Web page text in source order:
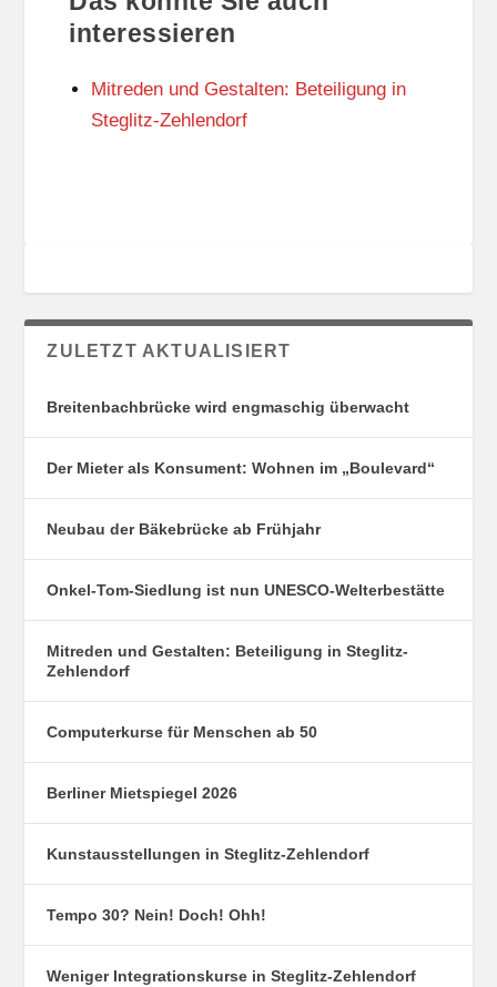
T
U
N
S
O
O
R
N
interessieren
Mitreden und Gestalten: Beteiligung in
Steglitz-Zehlendorf
ZULETZT AKTUALISIERT
Breitenbachbrücke wird engmaschig überwacht
Der Mieter als Konsument: Wohnen im „Boulevard“
Neubau der Bäkebrücke ab Frühjahr
Onkel-Tom-Siedlung ist nun UNESCO-Welterbestätte
Mitreden und Gestalten: Beteiligung in Steglitz-
Zehlendorf
Computerkurse für Menschen ab 50
Berliner Mietspiegel 2026
Kunstausstellungen in Steglitz-Zehlendorf
Tempo 30? Nein! Doch! Ohh!
Weniger Integrationskurse in Steglitz-Zehlendorf